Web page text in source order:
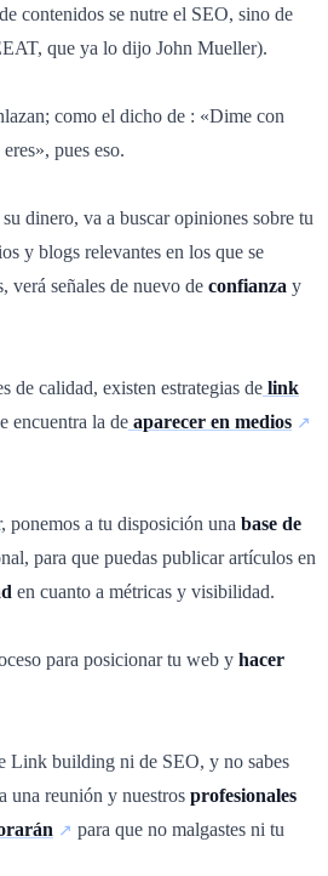
contenidos se nutre el SEO, sino de
que ya lo dijo John Mueller).
como el dicho de : «Dime con
pues eso.
dinero, va a buscar opiniones sobre tu
y blogs relevantes en los que se
verá señales de nuevo de confianza y
de calidad, existen estrategias de link
encuentra la de aparecer en medios
ponemos a tu disposición una base de
para que puedas publicar artículos en
en cuanto a métricas y visibilidad.
para posicionar tu web y hacer
Link building ni de SEO, y no sabes
una reunión y nuestros profesionales
para que no malgastes ni tu